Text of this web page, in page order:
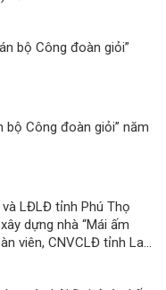
bộ Công đoàn giỏi”
bộ Công đoàn giỏi” năm
LĐLĐ tỉnh Phú Thọ
dựng nhà “Mái ấm
viên, CNVCLĐ tỉnh Lai